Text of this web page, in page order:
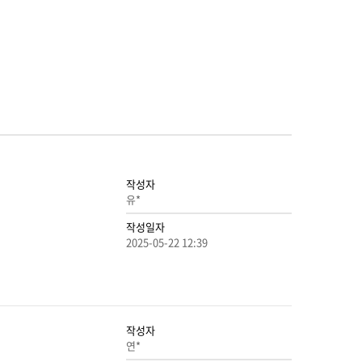
작성자
유*
작성일자
2025-05-22 12:39
작성자
연*